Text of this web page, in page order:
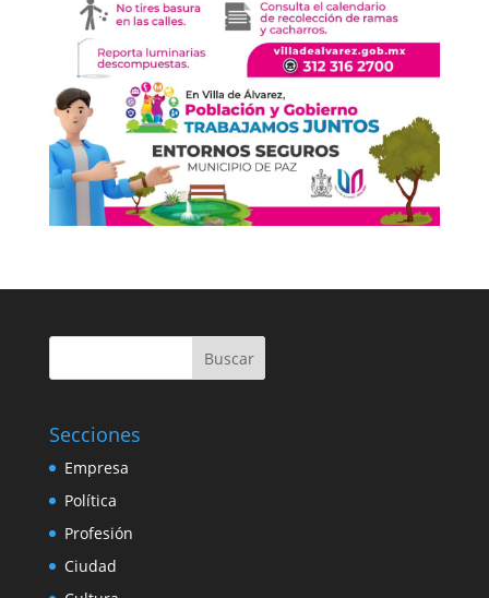
Buscar
Secciones
Empresa
Política
Profesión
Ciudad